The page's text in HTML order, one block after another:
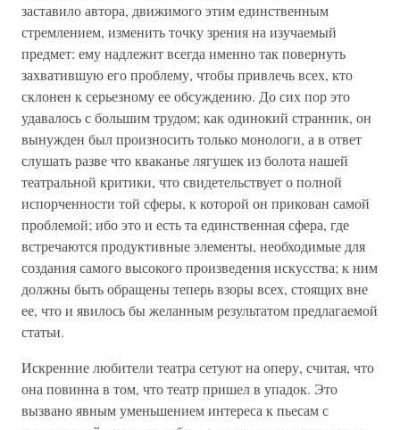
заставило автора, движимого этим единственным
стремлением, изменить точку зрения на изучаемый
предмет: ему надлежит всегда именно так повернуть
захватившую его проблему, чтобы привлечь всех, кто
склонен к серьезному ее обсуждению. До сих пор это
удавалось с большим трудом; как одинокий странник, он
вынужден был произносить только монологи, а в ответ
слушать разве что кваканье лягушек из болота нашей
театральной критики, что свидетельствует о полной
испорченности той сферы, к которой он прикован самой
проблемой; ибо это и есть та единственная сфера, где
встречаются продуктивные элементы, необходимые для
создания самого высокого произведения искусства; к ним
должны быть обращены теперь взоры всех, стоящих вне
ее, что и явилось бы желанным результатом предлагаемой
статьи.
Искренние любители театра сетуют на оперу, считая, что
она повинна в том, что театр пришел в упадок. Это
вызвано явным уменьшением интереса к пьесам с